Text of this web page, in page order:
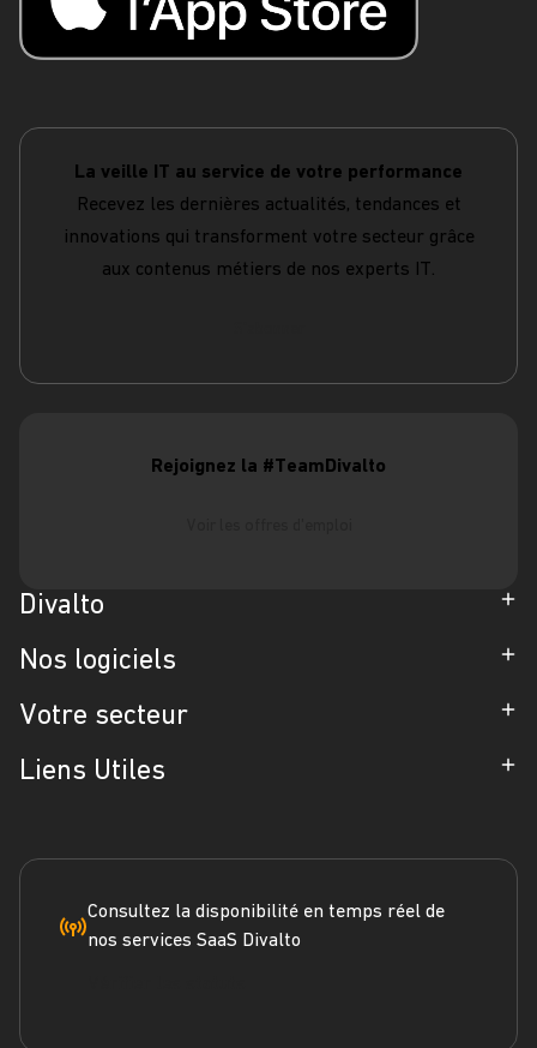
La veille IT au service de votre performance
Recevez les dernières actualités, tendances et
innovations qui transforment votre secteur grâce
aux contenus métiers de nos experts IT.
Rejoignez la #TeamDivalto
Divalto
Entreprise
Partenaires
Blog
Engagement RSE
Nos logiciels
ERP
CRM
Votre secteur
Industrie
Liens Utiles
Marketplace
Dossier ERP
Consultez la disponibilité en temps réel de
nos services SaaS Divalto